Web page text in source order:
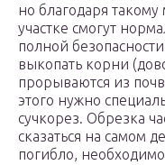
но благодаря
участке смогут
полной
выкопать корни
прорываются из
этого нужно
сучкорез. Обрезка
сказаться на самом
погибло,